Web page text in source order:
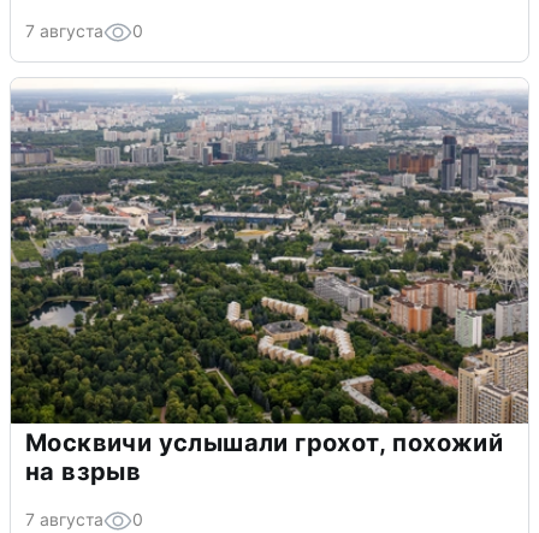
7 августа 0
Москвичи услышали грохот, похожий
на взрыв
7 августа 0